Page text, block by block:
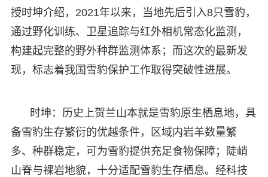
授时坤介绍，2021年以来，当地先后引入8只雪豹，
通过野化训练、卫星追踪与红外相机常态化监测，
构建起完整的野外种群监测体系；而这次的最新发
现，标志着我国雪豹保护工作取得突破性进展。
时坤：历史上贺兰山本就是雪豹原生栖息地，具
备雪豹生存繁衍的优越条件，区域内岩羊数量繁
多、种群稳定，可为雪豹提供充足食物保障；陡峭
山脊与裸岩地貌，十分适配雪豹生存栖息。经科技